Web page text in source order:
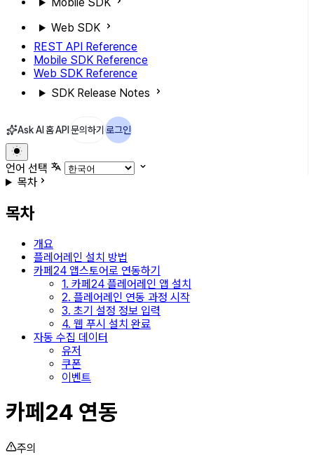
Web SDK
REST API Reference
Mobile SDK Reference
Web SDK Reference
SDK Release Notes
Ask AI 홈API 문의하기 로그인
언어 선택
목차
목차
개요
플레어레인 설치 방법
카페24 앱스토어로 연동하기
1. 카페24 플레어레인 앱 설치
2. 플레어레인 연동 과정 시작
3. 초기 설정 정보 입력
4. 웹 푸시 설치 완료
자동 수집 데이터
유저
쿠폰
이벤트
카페24 연동
주의